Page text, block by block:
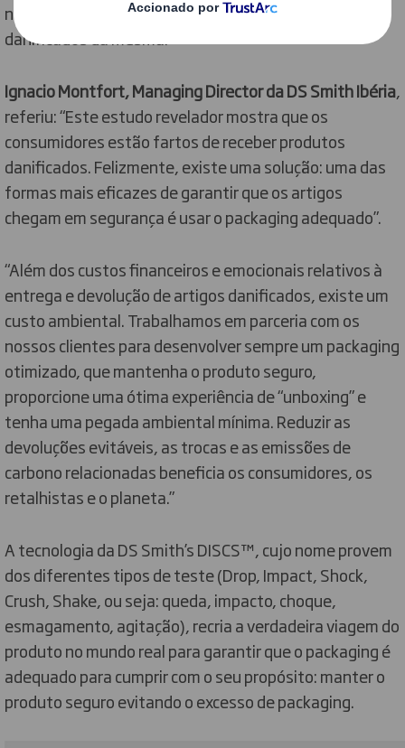
novamente, caso já tenham recebido produtos
danificados da mesma.
Ignacio Montfort, Managing Director da DS Smith Ibéria,
referiu: “Este estudo revelador mostra que os
consumidores estão fartos de receber produtos
danificados. Felizmente, existe uma solução: uma das
formas mais eficazes de garantir que os artigos
chegam em segurança é usar o packaging adequado”.
“Além dos custos financeiros e emocionais relativos à
entrega e devolução de artigos danificados, existe um
custo ambiental. Trabalhamos em parceria com os
nossos clientes para desenvolver sempre um packaging
otimizado, que mantenha o produto seguro,
proporcione uma ótima experiência de “unboxing” e
tenha uma pegada ambiental mínima. Reduzir as
devoluções evitáveis, as trocas e as emissões de
carbono relacionadas beneficia os consumidores, os
retalhistas e o planeta.”
A tecnologia da DS Smith’s DISCS™, cujo nome provem
dos diferentes tipos de teste (Drop, Impact, Shock,
Crush, Shake, ou seja: queda, impacto, choque,
esmagamento, agitação), recria a verdadeira viagem do
produto no mundo real para garantir que o packaging é
adequado para cumprir com o seu propósito: manter o
produto seguro evitando o excesso de packaging.